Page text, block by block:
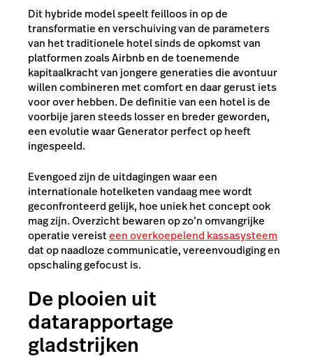
Dit hybride model speelt feilloos in op de
transformatie en verschuiving van de parameters
van het traditionele hotel sinds de opkomst van
platformen zoals Airbnb en de toenemende
kapitaalkracht van jongere generaties die avontuur
willen combineren met comfort en daar gerust iets
voor over hebben. De definitie van een hotel is de
voorbije jaren steeds losser en breder geworden,
een evolutie waar Generator perfect op heeft
ingespeeld.
Evengoed zijn de uitdagingen waar een
internationale hotelketen vandaag mee wordt
geconfronteerd gelijk, hoe uniek het concept ook
mag zijn. Overzicht bewaren op zo’n omvangrijke
operatie vereisteen overkoepelend kassasysteem
dat op naadloze communicatie, vereenvoudiging en
opschaling gefocust is.
De plooien uit
datarapportage
gladstrijken